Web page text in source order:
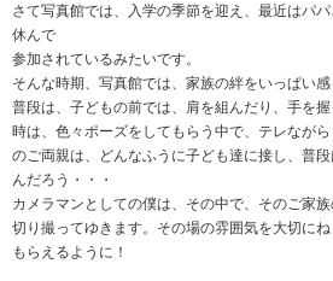
さて写真館では、入学の季節を迎え、最近はパ
休んで
参加されているみたいです。
そんな時期、写真館では、家族の絆をいっぱい
普段は、子どもの前では、肩を組んだり、手を
時は、色々ポーズをしてもらう中で、テレなが
のご両親は、どんなふうに子ども達に接し、普
んだろう・・・
カメラマンとしての僕は、その中で、そのご家
切り撮ってゆきます。その場の雰囲気を大切に
もらえるように！